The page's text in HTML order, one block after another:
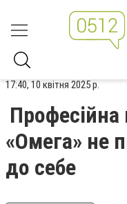
17:40, 10 квітня 2025 р.
Професійна
«Омега» не
до себе